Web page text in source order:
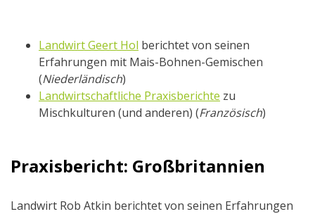
Landwirt Geert Hol berichtet von seinen
Erfahrungen mit Mais-Bohnen-Gemischen
(Niederländisch)
Landwirtschaftliche Praxisberichte zu
Mischkulturen (und anderen) (Französisch)
Praxisbericht: Großbritannien
Landwirt Rob Atkin berichtet von seinen Erfahrungen